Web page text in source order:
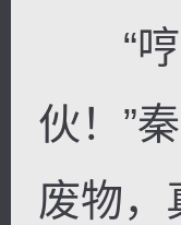
“哼
伙！”
废物，